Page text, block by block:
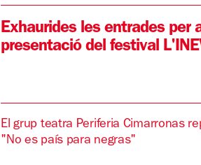
Exhaurides les entrades per
presentació del festival
El grup teatra Periferia Cimarronas
"No es país para negras"